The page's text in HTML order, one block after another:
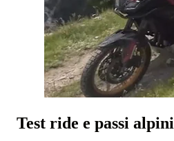
Test ride e passi alpini